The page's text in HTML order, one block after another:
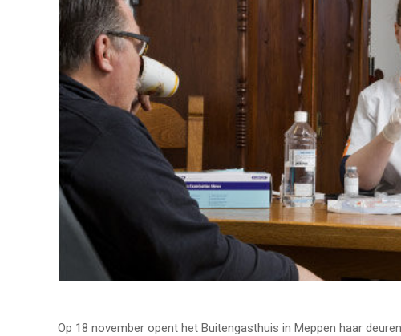
Op 18 november opent het Buitengasthuis in Meppen haar